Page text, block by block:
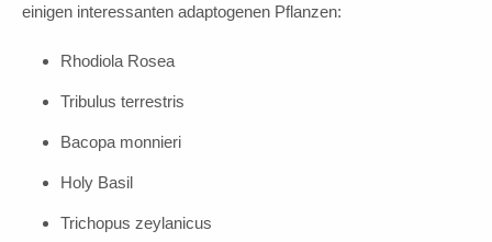
einigen interessanten adaptogenen Pflanzen:
Rhodiola Rosea
Tribulus terrestris
Bacopa monnieri
Holy Basil
Trichopus zeylanicus